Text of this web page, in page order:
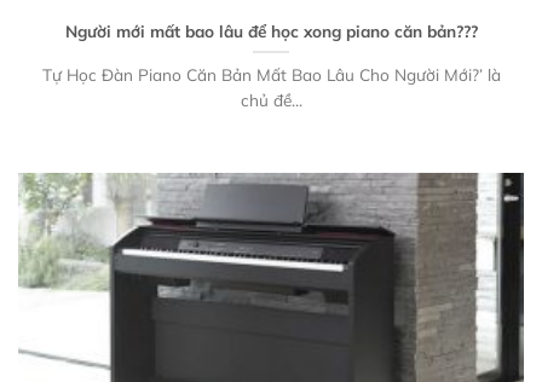
Người mới mất bao lâu để học xong piano căn bản???
Tự Học Đàn Piano Căn Bản Mất Bao Lâu Cho Người Mới?’ là
chủ đề...